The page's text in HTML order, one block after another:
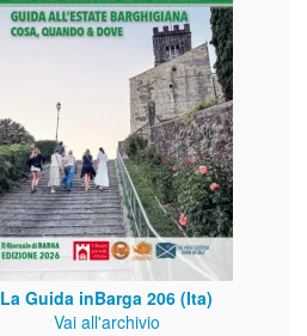
La Guida inBarga 206 (Ita)
Vai all'archivio